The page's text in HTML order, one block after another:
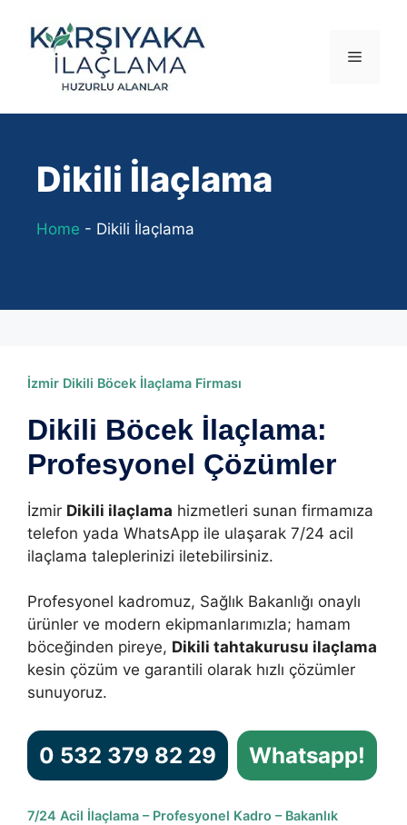
Menü
Dikili İlaçlama
Home - Dikili İlaçlama
İzmir Dikili Böcek İlaçlama Firması
Dikili Böcek İlaçlama:
Profesyonel Çözümler
İzmir Dikili ilaçlama hizmetleri sunan firmamıza
telefon yada WhatsApp ile ulaşarak 7/24 acil
ilaçlama taleplerinizi iletebilirsiniz.
Profesyonel kadromuz, Sağlık Bakanlığı onaylı
ürünler ve modern ekipmanlarımızla; hamam
böceğinden pireye, Dikili tahtakurusu ilaçlama
kesin çözüm ve garantili olarak hızlı çözümler
sunuyoruz.
0 532 379 82 29 Whatsapp!
7/24 Acil İlaçlama – Profesyonel Kadro – Bakanlık